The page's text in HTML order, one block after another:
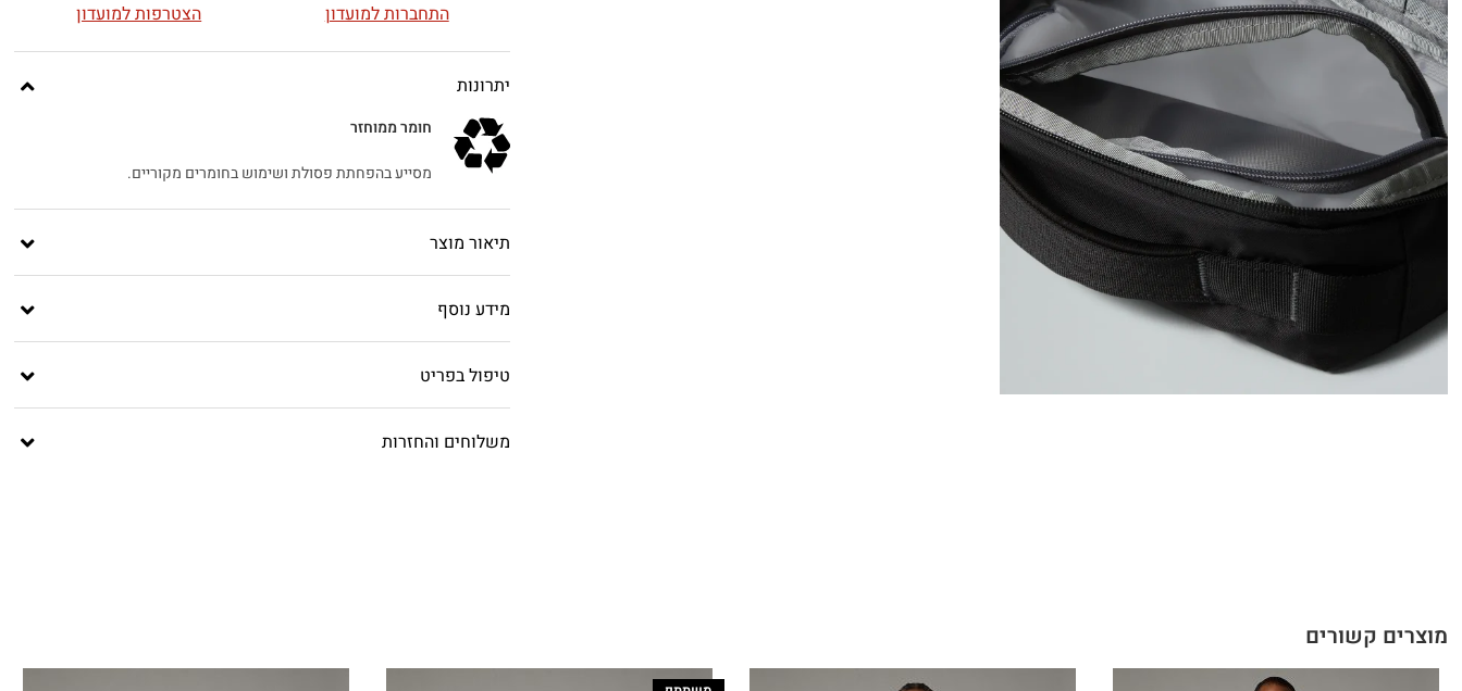
התחברות למועדון
הצטרפות למועדון
יתרונות
חומר ממוחזר
מסייע בהפחתת פסולת ושימוש בחומרים מקוריים.
תיאור מוצר
מידע נוסף
טיפול בפריט
משלוחים והחזרות
מוצרים קשורים